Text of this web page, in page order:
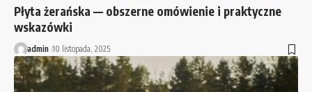
Płyta żerańska — obszerne omówienie i praktyczne
wskazówki
admin 10 listopada, 2025